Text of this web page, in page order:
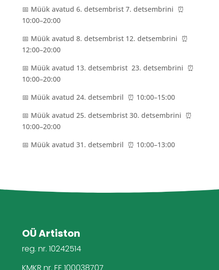
📅 Müük avatud 6. detsembrist 7. detsembrini ⏰
10:00–20:00
📅 Müük avatud 8. detsembrist 12. detsembrini ⏰
12:00–20:00
📅 Müük avatud 13. detsembrist 23. detsembrini ⏰
10:00–20:00
📅 Müük avatud 24. detsembril ⏰ 10:00–15:00
📅 Müük avatud 25. detsembrist 30. detsembrini ⏰
10:00–20:00
📅 Müük avatud 31. detsembril ⏰ 10:00–13:00
OÜ Artiston
reg. nr. 10242514